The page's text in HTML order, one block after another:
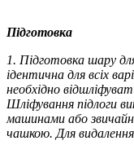
Підготовка
1. Підготовка шару
ідентична для всіх
необхідно
Шліфування підлоги
машинами або
чашкою. Для